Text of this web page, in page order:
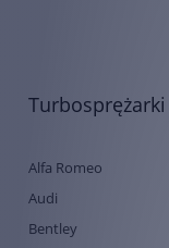
Alfa Romeo
Audi
Bentley